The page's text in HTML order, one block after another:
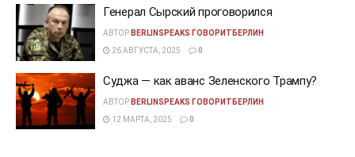
Генерал Сырский проговорился
АВТОР BERLINSPEAKS ГОВОРИТБЕРЛИН
26 АВГУСТА, 2025
0
Суджа — как аванс Зеленского Трампу?
АВТОР BERLINSPEAKS ГОВОРИТБЕРЛИН
12 МАРТА, 2025
0